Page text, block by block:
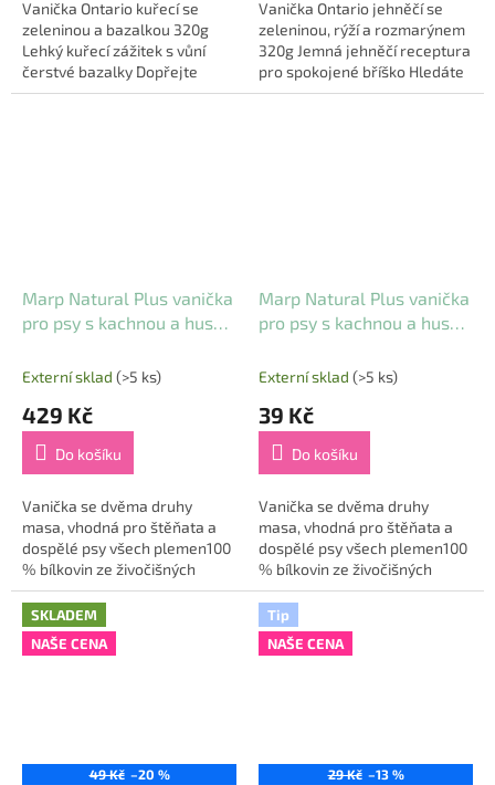
5
hvězdiček.
Vanička Ontario kuřecí se
zeleninou a bazalkou 320g
Lehký kuřecí zážitek s vůní
čerstvé bazalky Dopřejte
svému parťákovi lehké a
5
hvězdiček.
Vanička Ontario jehněčí se
zeleninou, rýží a rozmarýnem
320g Jemná jehněčí receptura
pro spokojené bříško Hledáte
pro svého chlupáče něco
Marp Natural Plus vanička
pro psy s kachnou a husou
Externí sklad (>5 ks)
429 Kč
Do košíku
Vanička se dvěma druhy
masa, vhodná pro štěňata a
dospělé psy všech plemen100
% bílkovin ze živočišných
zdrojů v lahodné vaničce - to
je u produktů Marp už klasika,
kterou zná...
Marp Natural Plus vanička
pro psy s kachnou a husou
Externí sklad (>5 ks)
39 Kč
Do košíku
Vanička se dvěma druhy
masa, vhodná pro štěňata a
dospělé psy všech plemen100
% bílkovin ze živočišných
zdrojů v lahodné vaničce - to
je u produktů Marp už klasika,
kterou zná...
SKLADEM
NAŠE CENA
49 Kč –20 %
Tip
NAŠE CENA
29 Kč –13 %